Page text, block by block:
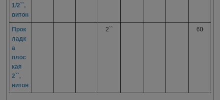
1/2``,
витон
Прок
ладк
а
плос
кая
2``,
витон
2`` 60